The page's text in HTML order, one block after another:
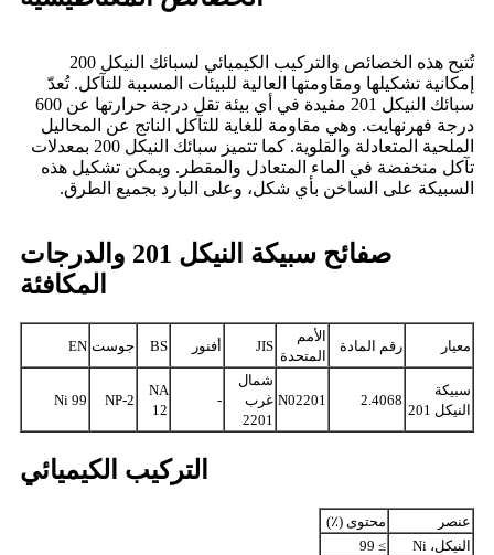
تُتيح هذه الخصائص والتركيب الكيميائي لسبائك النيكل 200
إمكانية تشكيلها ومقاومتها العالية للبيئات المسببة للتآكل. تُعدّ
سبائك النيكل 201 مفيدة في أي بيئة تقل درجة حرارتها عن 600
درجة فهرنهايت. وهي مقاومة للغاية للتآكل الناتج عن المحاليل
الملحية المتعادلة والقلوية. كما تتميز سبائك النيكل 200 بمعدلات
تآكل منخفضة في الماء المتعادل والمقطر. ويمكن تشكيل هذه
السبيكة على الساخن بأي شكل، وعلى البارد بجميع الطرق.
صفائح سبيكة النيكل 201 والدرجات
المكافئة
معيار رقم المادة
الأمم
المتحدة
JIS أفنور BS جوست EN
سبيكة
النيكل 201
2.4068
N02201
شمال
غرب
2201
-
NA
12
NP-2
Ni 99
التركيب الكيميائي
عنصر
محتوى (٪)
النيكل، Ni
≥ 99